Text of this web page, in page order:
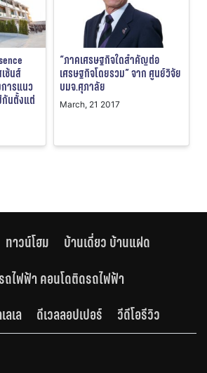
ซ้นส์
ารแนว
นตั้งแต่
“ภาคเศรษฐกิจใดสำคัญต่อ
เศรษฐกิจโดยรวม” จาก ศูนย์วิจัย
บมจ.ศุภาลัย
March, 21 2017
ทาวน์โฮม
บ้านเดี่ยว บ้านแฝด
ถไฟฟ้า คอนโดติดรถไฟฟ้า
เล
ดีเวลลอปเปอร์ วีดีโอรีวิว